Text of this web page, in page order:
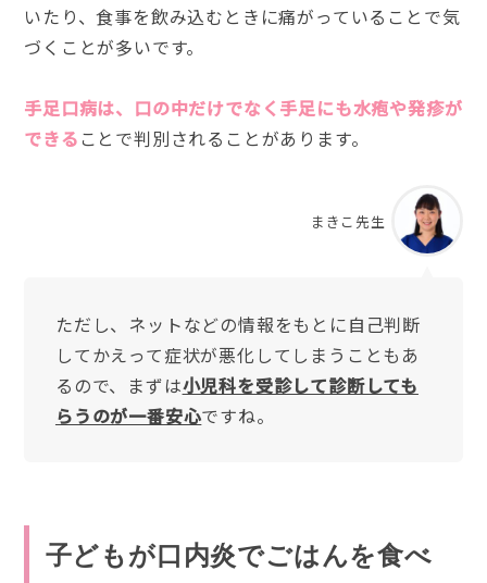
いたり、食事を飲み込むときに痛がっていることで気
づくことが多いです。
手足口病は、口の中だけでなく手足にも水疱や発疹が
できる ことで判別されることがあります。
まきこ先生
ただし、ネットなどの情報をもとに自己判断
してかえって症状が悪化してしまうこともあ
るので、まずは小児科を受診して診断しても
らうのが一番安心ですね。
子どもが口内炎でごはんを食べ